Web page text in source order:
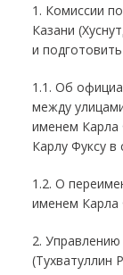
1. Комиссии
Казани
и
1.1. Об
между
именем Карла
Карлу Фуксу в
1.2. О
именем Карла
2. Управлению
(Тухватуллин